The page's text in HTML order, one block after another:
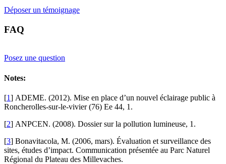
Déposer un témoignage
FAQ
Posez une question
Notes:
[1] ADEME. (2012). Mise en place d’un nouvel éclairage public à
Roncherolles-sur-le-vivier (76) Ee 44, 1.
[2] ANPCEN. (2008). Dossier sur la pollution lumineuse, 1.
[3] Bonavitacola, M. (2006, mars). Évaluation et surveillance des
sites, études d’impact. Communication présentée au Parc Naturel
Régional du Plateau des Millevaches.